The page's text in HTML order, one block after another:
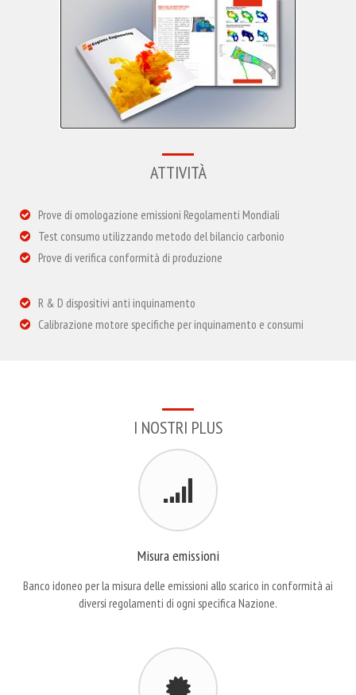
ATTIVITÀ
Prove di omologazione emissioni Regolamenti Mondiali
Test consumo utilizzando metodo del bilancio carbonio
Prove di verifica conformità di produzione
R & D dispositivi anti inquinamento
Calibrazione motore specifiche per inquinamento e consumi
I NOSTRI PLUS
Misura emissioni
Banco idoneo per la misura delle emissioni allo scarico in conformità ai
diversi regolamenti di ogni specifica Nazione.